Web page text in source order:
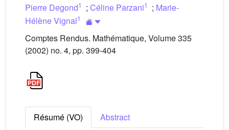
Pierre Degond1 ; Céline Parzani1 ; Marie-
Hélène Vignal1
Comptes Rendus. Mathématique, Volume 335
(2002) no. 4, pp. 399-404
Résumé (VO)
Abstract